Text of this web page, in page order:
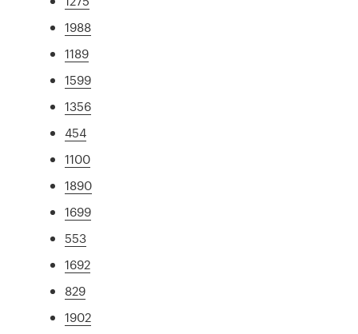
1988
1189
1599
1356
454
1100
1890
1699
553
1692
829
1902